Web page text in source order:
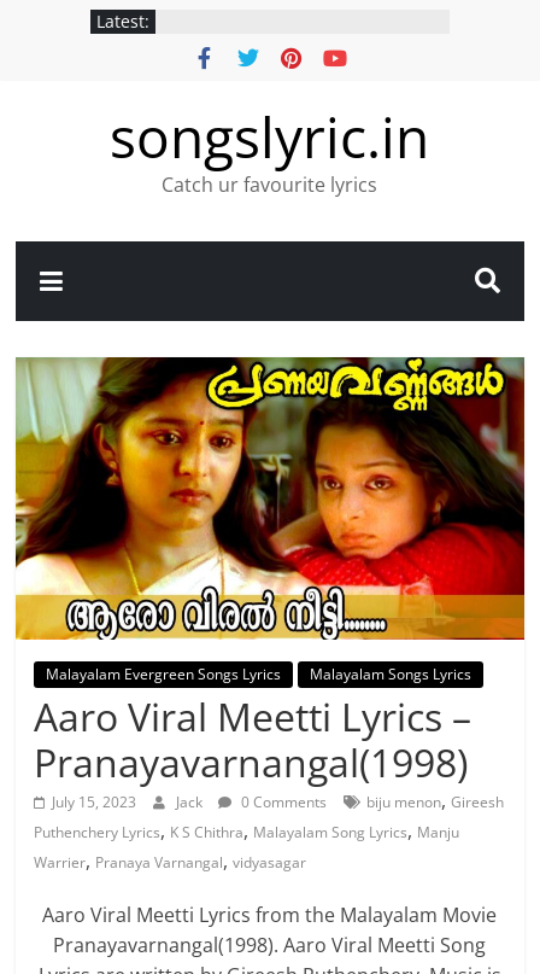
Latest:
songslyric.in
Catch ur favourite lyrics
Malayalam Evergreen Songs Lyrics Malayalam Songs Lyrics
Aaro Viral Meetti Lyrics –
Pranayavarnangal(1998)
July 15, 2023 Jack 0 Comments biju menon,Gireesh
Puthenchery Lyrics, K S Chithra, Malayalam Song Lyrics, Manju
Warrier, Pranaya Varnangal,vidyasagar
Aaro Viral Meetti Lyrics from the Malayalam Movie
Pranayavarnangal(1998). Aaro Viral Meetti Song